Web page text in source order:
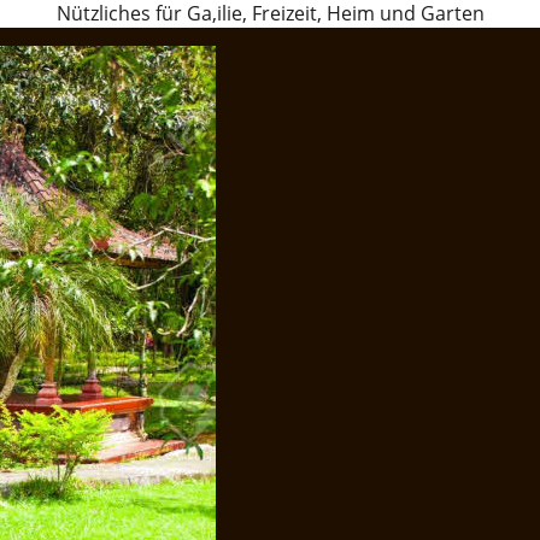
Nützliches für Ga,ilie, Freizeit, Heim und Garten